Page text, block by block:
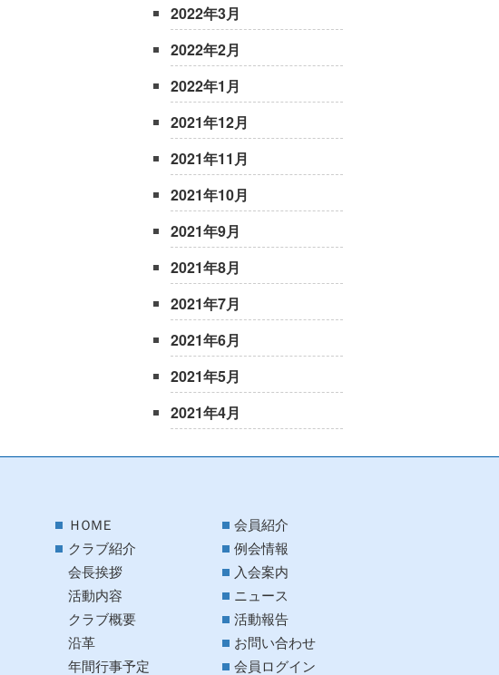
2022年3月
2022年2月
2022年1月
2021年12月
2021年11月
2021年10月
2021年9月
2021年8月
2021年7月
2021年6月
2021年5月
2021年4月
ＨＯＭＥ
クラブ紹介
会長挨拶
活動内容
クラブ概要
沿革
年間行事予定
会員紹介
例会情報
入会案内
ニュース
活動報告
お問い合わせ
会員ログイン